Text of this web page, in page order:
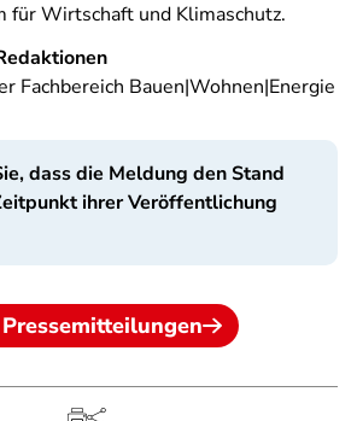
für Wirtschaft und Klimaschutz.
Fachbereich Bauen|Wohnen|Energie
dass die Meldung den Stand
ihrer Veröffentlichung